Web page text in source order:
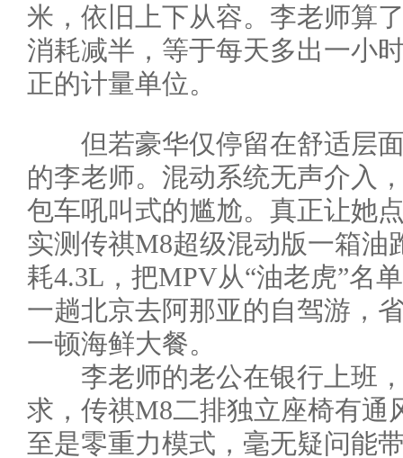
米，依旧上下从容。李老师算
消耗减半，等于每天多出一小
正的计量单位。
但若豪华仅停留在舒适层面
的李老师。混动系统无声介入
包车吼叫式的尴尬。真正让
实测传祺M8超级混动版一箱油
耗4.3L，把MPV从“油老虎”名
一趟北京去阿那亚的自驾游，
一顿海鲜大餐。
李老师的老公在银行上班，
求，传祺M8二排独立座椅有通
至是零重力模式，毫无疑问能